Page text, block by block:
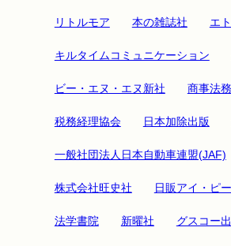
リトルモア 本の雑誌社 エ
キルタイムコミュニケーション
ビー・エヌ・エヌ新社 商事法務
税務経理協会 日本加除出版
一般社団法人日本自動車連盟(JAF)
株式会社旺史社 日販アイ・ピ
法学書院 新曜社 グスコー